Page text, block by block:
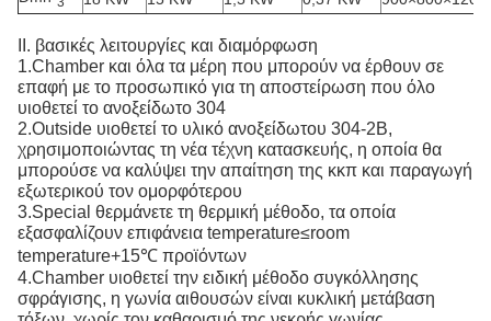
ΙΙ. βασικές λειτουργίες και διαμόρφωση
1.Chamber και όλα τα μέρη που μπορούν να έρθουν σε
επαφή με το προσωπικό για τη αποστείρωση που όλο
υιοθετεί το ανοξείδωτο 304
2.Outside υιοθετεί το υλικό ανοξείδωτου 304-2B,
χρησιμοποιώντας τη νέα τέχνη κατασκευής, η οποία θα
μπορούσε να καλύψει την απαίτηση της κκπ και παραγωγή
εξωτερικού τον ομορφότερου
3.Special θερμάνετε τη θερμική μέθοδο, τα οποία
εξασφαλίζουν επιφάνεια temperature≤room
temperature+15℃ προϊόντων
4.Chamber υιοθετεί την ειδική μέθοδο συγκόλλησης
σφράγισης, η γωνία αιθουσών είναι κυκλική μετάβαση